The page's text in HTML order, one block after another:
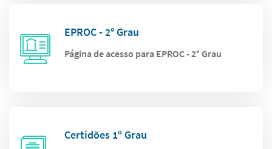
EPROC - 2° Grau
Página de acesso para EPROC - 2° Grau
Certidões 1º Grau